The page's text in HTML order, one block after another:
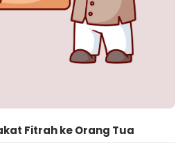
Fitrah ke Orang Tua